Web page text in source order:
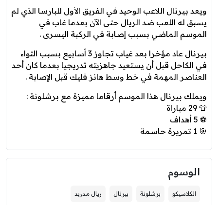
ويعد بيرنال اللاعب الوحيد في الفريق الأول للبارسا الذي لم
يسبق له اللعب ضد الريال حتى الآن بعدما غاب في
الموسم الماضي بسبب إصابة في الركبة اليسرى .
بيرنال عاد مؤخرا بعد غياب تجاوز 3 أسابيع بسبب التواء
في الكاحل قبل أن يستعيد جاهزيته تدريجيا بعدما كان أحد
العناصر المهمة في خط وسط هانز فليك قبل الإصابة .
ويملك بيرنال هذا الموسم أرقاما مميزة مع برشلونة :
👕 29 مباراة
⚽ 5 أهداف
🎯 1 تمريرة حاسمة
الوسوم
الكلاسيكو برشلونة بيرنال ريال مدريد